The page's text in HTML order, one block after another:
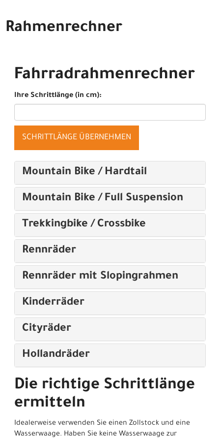
Rahmenrechner
Fahrradrahmenrechner
Ihre Schrittlänge (in cm):
SCHRITTLÄNGE ÜBERNEHMEN
Mountain Bike / Hardtail
Mountain Bike / Full Suspension
Trekkingbike / Crossbike
Rennräder
Rennräder mit Slopingrahmen
Kinderräder
Cityräder
Hollandräder
Die richtige Schrittlänge
ermitteln
Idealerweise verwenden Sie einen Zollstock und eine
Wasserwaage. Haben Sie keine Wasserwaage zur